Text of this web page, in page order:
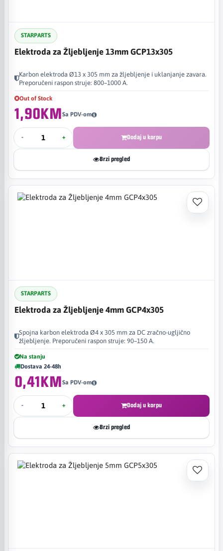
STARPARTS
Elektroda za Žljebljenje 13mm GCP13x305
Karbon elektroda Ø13 x 305 mm za žljebljenje i uklanjanje zavara.
Preporučeni raspon struje: 800–1000 A.
Out of Stock
1,90KMSa PDV-om
- + Dodaj u korpu
Brzi pregled
STARPARTS
Elektroda za Žljebljenje 4mm GCP4x305
Spojna karbon elektroda Ø4 x 305 mm za DC zračno-ugljično
žljebljenje. Preporučeni raspon struje: 90–150 A.
Na stanju
Dostava 24-48h
0,41KMSa PDV-om
- + Dodaj u korpu
Brzi pregled